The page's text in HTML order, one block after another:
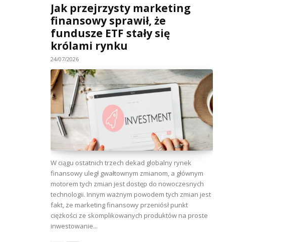
Jak przejrzysty marketing
finansowy sprawił, że
fundusze ETF stały się
królami rynku
24/07/2026
W ciągu ostatnich trzech dekad globalny rynek
finansowy uległ gwałtownym zmianom, a głównym
motorem tych zmian jest dostęp do nowoczesnych
technologii. Innym ważnym powodem tych zmian jest
fakt, że marketing finansowy przeniósł punkt
ciężkości ze skomplikowanych produktów na proste
inwestowanie...